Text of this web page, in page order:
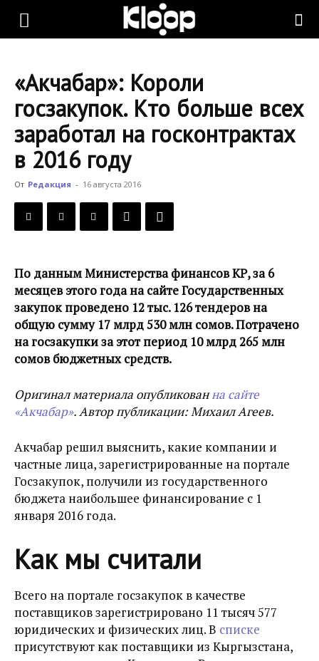
KLOOP.KG
Новости
Кыргызстана
«Акчабар»: Короли
госзакупок. Кто больше всех
заработал на госконтрактах
в 2016 году
От Редакция - 16 августа 2016
По данным Министерства финансов КР, за 6
месяцев этого года на сайте Государственных
закупок проведено 12 тыс. 126 тендеров на
общую сумму 17 млрд 530 млн сомов. Потрачено
на госзакупки за этот период 10 млрд 265 млн
сомов бюджетных средств.
Оригинал материала опубликованна сайте
«Акчабар». Автор публикации: Михаил Агеев.
Акчабар решил выяснить, какие компании и
частные лица, зарегистрированные на портале
Госзакупок, получили из государственного
бюджета наибольшее финансирование с 1
января 2016 года.
Как мы считали
Всего на портале госзакупок в качестве
поставщиков зарегистрировано 11 тысяч 577
юридических и физических лиц. В списке
присутствуют как поставщики из Кыргызстана,